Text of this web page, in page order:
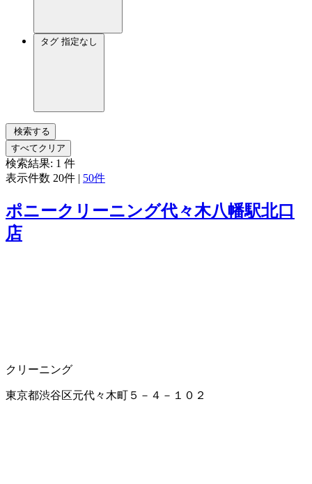
タグ 指定なし
検索する
すべてクリア
検索結果: 1 件
表示件数 20件 | 50件
ポニークリーニング代々木八幡駅北口
店
クリーニング
東京都渋谷区元代々木町５－４－１０２